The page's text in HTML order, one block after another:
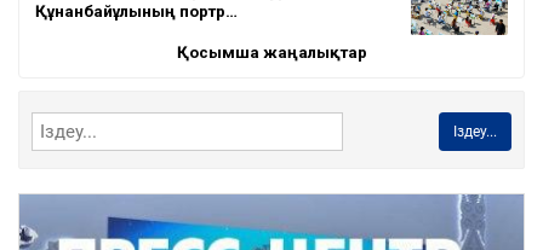
Құнанбайұлының портр…
Қосымша жаңалықтар
Іздеу...